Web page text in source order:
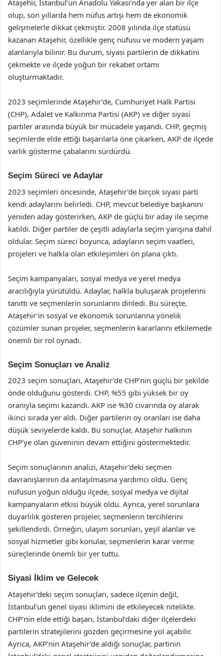
Ataşehir, İstanbul’un Anadolu Yakası’nda yer alan bir ilçe
olup, son yıllarda hem nüfus artışı hem de ekonomik
gelişmelerle dikkat çekmiştir. 2008 yılında ilçe statüsü
kazanan Ataşehir, özellikle genç nüfusu ve modern yaşam
alanlarıyla bilinir. Bu durum, siyasi partilerin de dikkatini
çekmekte ve ilçede yoğun bir rekabet ortamı
oluşturmaktadır.
2023 seçimlerinde Ataşehir’de, Cumhuriyet Halk Partisi
(CHP), Adalet ve Kalkınma Partisi (AKP) ve diğer siyasi
partiler arasında büyük bir mücadele yaşandı. CHP, geçmiş
seçimlerde elde ettiği başarılarla öne çıkarken, AKP de ilçede
varlık gösterme çabalarını sürdürdü.
Seçim Süreci ve Adaylar
2023 seçimleri öncesinde, Ataşehir’de birçok siyasi parti
kendi adaylarını belirledi. CHP, mevcut belediye başkanını
yeniden aday gösterirken, AKP de güçlü bir aday ile seçime
katıldı. Diğer partiler de çeşitli adaylarla seçim yarışına dahil
oldular. Seçim süreci boyunca, adayların seçim vaatleri,
projeleri ve halkla olan etkileşimleri ön plana çıktı.
Seçim kampanyaları, sosyal medya ve yerel medya
aracılığıyla yürütüldü. Adaylar, halkla buluşarak projelerini
tanıttı ve seçmenlerin sorunlarını dinledi. Bu süreçte,
Ataşehir’in sosyal ve ekonomik sorunlarına yönelik
çözümler sunan projeler, seçmenlerin kararlarını etkilemede
önemli bir rol oynadı.
Seçim Sonuçları ve Analiz
2023 seçim sonuçları, Ataşehir’de CHP’nin güçlü bir şekilde
önde olduğunu gösterdi. CHP, %55 gibi yüksek bir oy
oranıyla seçimi kazandı. AKP ise %30 civarında oy alarak
ikinci sırada yer aldı. Diğer partilerin oy oranları ise daha
düşük seviyelerde kaldı. Bu sonuçlar, Ataşehir halkının
CHP’ye olan güveninin devam ettiğini göstermektedir.
Seçim sonuçlarının analizi, Ataşehir’deki seçmen
davranışlarının da anlaşılmasına yardımcı oldu. Genç
nüfusun yoğun olduğu ilçede, sosyal medya ve dijital
kampanyaların etkisi büyük oldu. Ayrıca, yerel sorunlara
duyarlılık gösteren projeler, seçmenlerin tercihlerini
şekillendirdi. Örneğin, ulaşım sorunları, yeşil alanlar ve
sosyal hizmetler gibi konular, seçmenlerin karar verme
süreçlerinde önemli bir yer tuttu.
Siyasi İklim ve Gelecek
Ataşehir’deki seçim sonuçları, sadece ilçenin değil,
İstanbul’un genel siyasi iklimini de etkileyecek nitelikte.
CHP’nin elde ettiği başarı, İstanbul’daki diğer ilçelerdeki
partilerin stratejilerini gözden geçirmesine yol açabilir.
Ayrıca, AKP’nin Ataşehir’de aldığı sonuçlar, partinin